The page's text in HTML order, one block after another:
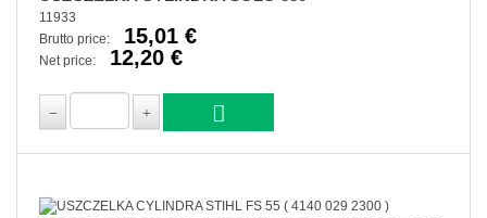
11933
Brutto price:
15,01 €
Net price: 12,20 €